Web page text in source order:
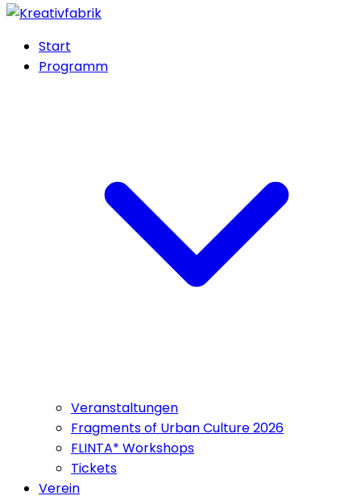
Start
Programm
Veranstaltungen
Fragments of Urban Culture 2026
FLINTA* Workshops
Tickets
Verein